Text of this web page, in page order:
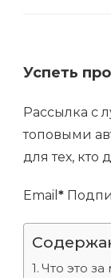
Успеть
Рассылка с
топовыми
для тех,
Email *
Что это за